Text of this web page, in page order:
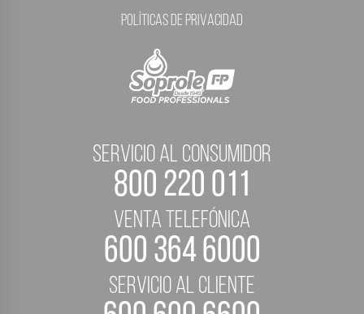
Políticas de Privacidad
servicio al consumidor
800 220 011
Venta telefónica
600 364 6000
servicio al cliente